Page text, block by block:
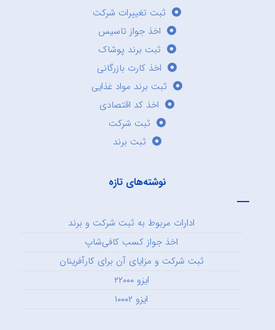
ثبت تغییرات شرکت
اخذ جواز تاسیس
ثبت برند پوشاک
اخذ کارت بازرگانی
ثبت برند مواد غذایی
اخذ کد اقتصادی
ثبت شرکت
ثبت برند
نوشته‌های تازه
ادارات مربوط به ثبت شرکت و برند
اخذ جواز کسب کافی‌شاپ
ثبت شرکت و مزایای آن برای کارآفرینان
ایزو ۲۲۰۰۰
ایزو ۱۰۰۰۲